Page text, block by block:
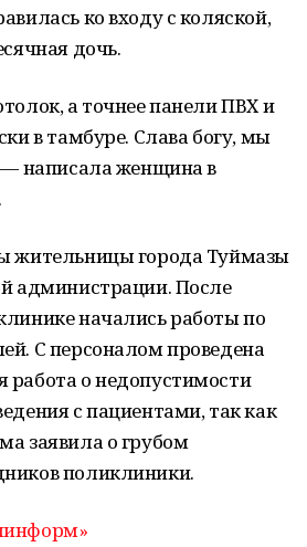
ко входу с коляской,
дочь.
а точнее панели ПВХ и
в тамбуре. Слава богу, мы
— написала женщина в
жительницы города Туймазы
администрации. После
начались работы по
С персоналом проведена
работа о недопустимости
с пациентами, так как
заявила о грубом
поликлиники.